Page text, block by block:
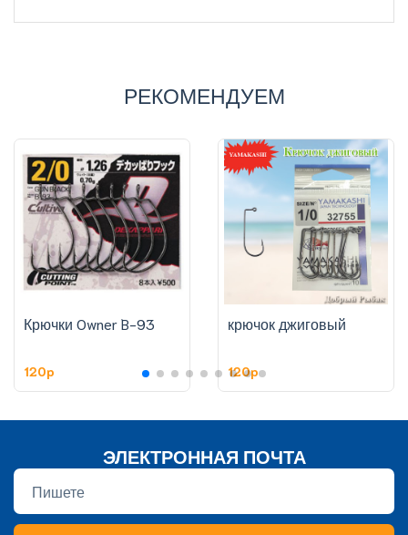
РЕКОМЕНДУЕМ
Крючки Owner B-93
120p
крючок джиговый
120p
ЭЛЕКТРОННАЯ ПОЧТА